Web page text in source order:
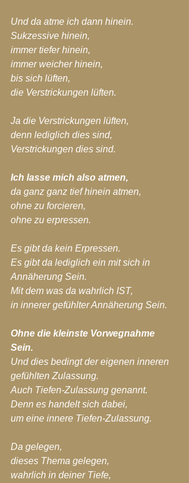
Und da atme ich dann hinein.
Sukzessive hinein,
immer tiefer hinein,
immer weicher hinein,
bis sich lüften,
die Verstrickungen lüften.
Ja die Verstrickungen lüften,
denn lediglich dies sind,
Verstrickungen dies sind.
Ich lasse mich also atmen,
da ganz ganz tief hinein atmen,
ohne zu forcieren,
ohne zu erpressen.
Es gibt da kein Erpressen.
Es gibt da lediglich ein mit sich in
Annäherung Sein.
Mit dem was da wahrlich IST,
in innerer gefühlter Annäherung Sein.
Ohne die kleinste Vorwegnahme
Sein.
Und dies bedingt der eigenen inneren
gefühlten Zulassung.
Auch Tiefen-Zulassung genannt.
Denn es handelt sich dabei,
um eine innere Tiefen-Zulassung.
Da gelegen,
dieses Thema gelegen,
wahrlich in deiner Tiefe,